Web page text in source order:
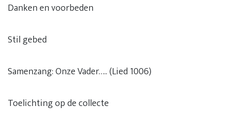
Danken en voorbeden
Stil gebed
Samenzang: Onze Vader….. (Lied 1006)
Toelichting op de collecte